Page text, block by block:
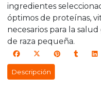
ingredientes
óptimos de proteínas,
necesarios para la
de raza pequeña.
Descripción